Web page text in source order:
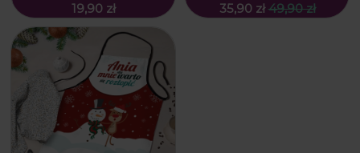
19,90 zł 35,90 zł 49,90 zł